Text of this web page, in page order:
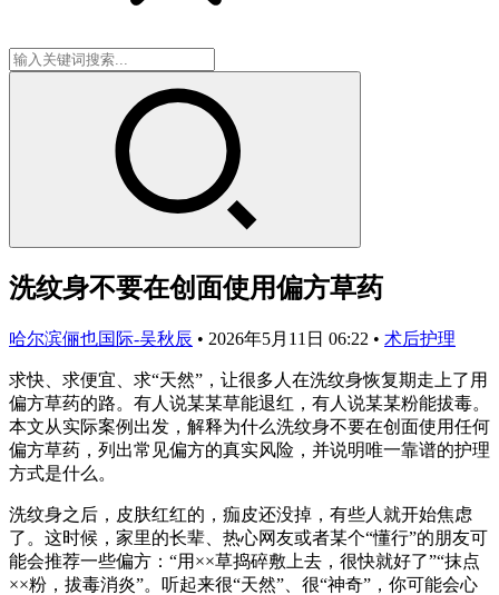
洗纹身不要在创面使用偏方草药
哈尔滨俪也国际-吴秋辰 • 2026年5月11日 06:22 • 术后护理
求快、求便宜、求“天然”，让很多人在洗纹身恢复期走上了用
偏方草药的路。有人说某某草能退红，有人说某某粉能拔毒。
本文从实际案例出发，解释为什么洗纹身不要在创面使用任何
偏方草药，列出常见偏方的真实风险，并说明唯一靠谱的护理
方式是什么。
洗纹身之后，皮肤红红的，痂皮还没掉，有些人就开始焦虑
了。这时候，家里的长辈、热心网友或者某个“懂行”的朋友可
能会推荐一些偏方：“用××草捣碎敷上去，很快就好了”“抹点
××粉，拔毒消炎”。听起来很“天然”、很“神奇”，你可能会心